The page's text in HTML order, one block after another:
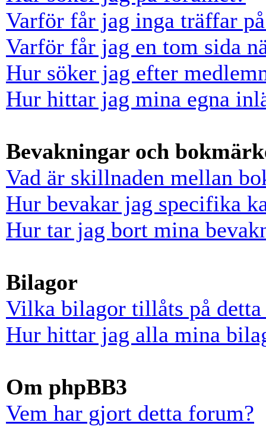
Varför får jag inga träffar
Varför får jag en tom sida
Hur söker jag efter
Hur hittar jag mina egna
Bevakningar och
Vad är skillnaden mellan
Hur bevakar jag specifika
Hur tar jag bort mina
Bilagor
Vilka bilagor tillåts på
Hur hittar jag alla mina
Om phpBB3
Vem har gjort detta forum?